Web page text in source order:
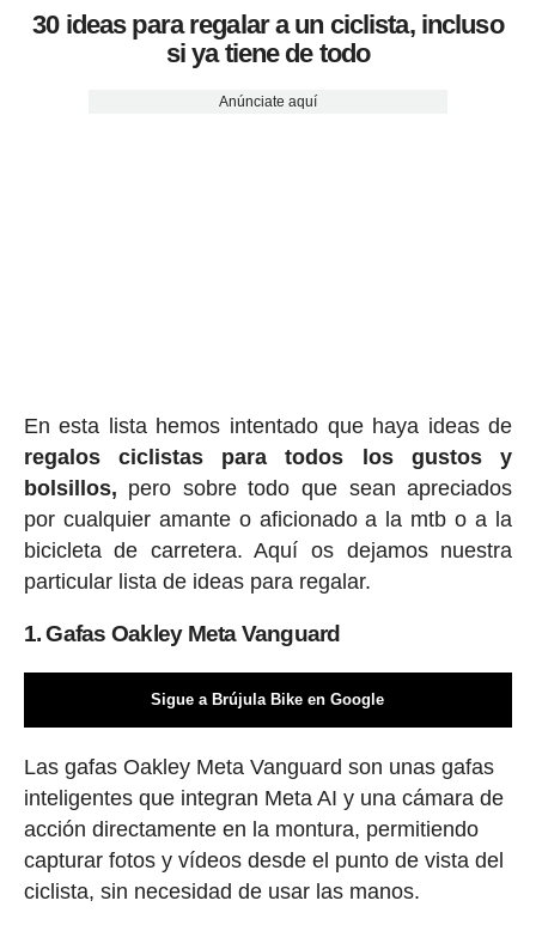
30 ideas para regalar a un ciclista, incluso
si ya tiene de todo
Anúnciate aquí
En esta lista hemos intentado que haya ideas de
regalos ciclistas para todos los gustos y
bolsillos, pero sobre todo que sean apreciados
por cualquier amante o aficionado a la mtb o a la
bicicleta de carretera. Aquí os dejamos nuestra
particular lista de ideas para regalar.
1. Gafas Oakley Meta Vanguard
Sigue a Brújula Bike en Google
Las gafas Oakley Meta Vanguard son unas gafas
inteligentes que integran Meta AI y una cámara de
acción directamente en la montura, permitiendo
capturar fotos y vídeos desde el punto de vista del
ciclista, sin necesidad de usar las manos.